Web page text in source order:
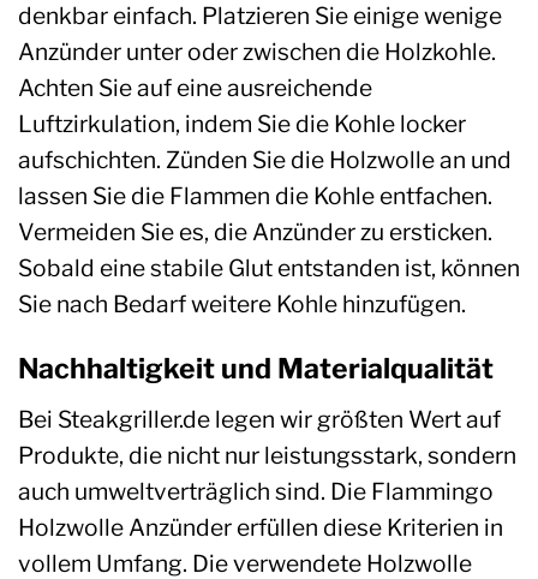
denkbar einfach. Platzieren Sie einige wenige
Anzünder unter oder zwischen die Holzkohle.
Achten Sie auf eine ausreichende
Luftzirkulation, indem Sie die Kohle locker
aufschichten. Zünden Sie die Holzwolle an und
lassen Sie die Flammen die Kohle entfachen.
Vermeiden Sie es, die Anzünder zu ersticken.
Sobald eine stabile Glut entstanden ist, können
Sie nach Bedarf weitere Kohle hinzufügen.
Nachhaltigkeit und Materialqualität
Bei Steakgriller.de legen wir größten Wert auf
Produkte, die nicht nur leistungsstark, sondern
auch umweltverträglich sind. Die Flammingo
Holzwolle Anzünder erfüllen diese Kriterien in
vollem Umfang. Die verwendete Holzwolle